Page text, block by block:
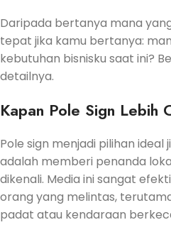
Daripada bertanya mana
tepat jika kamu bertanya:
kebutuhan bisnisku saat ini?
detailnya.
Kapan Pole Sign Lebih
Pole sign menjadi pilihan ideal
adalah memberi penanda
dikenali. Media ini sangat
orang yang melintas,
padat atau kendaraan